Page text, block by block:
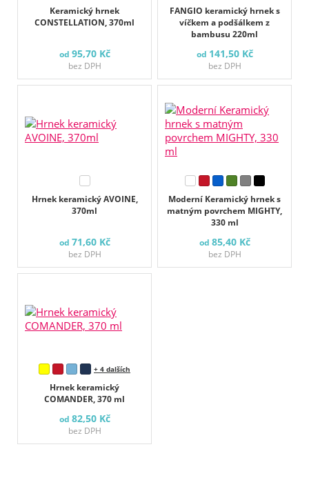
Keramický hrnek
CONSTELLATION, 370ml
od 95,70 Kč
bez DPH
FANGIO keramický hrnek s
víčkem a podšálkem z
bambusu 220ml
od 141,50 Kč
bez DPH
Hrnek keramický AVOINE,
370ml
od 71,60 Kč
bez DPH
Moderní Keramický hrnek s
matným povrchem MIGHTY,
330 ml
od 85,40 Kč
bez DPH
Hrnek keramický
COMANDER, 370 ml
+ 4 dalších
od 82,50 Kč
bez DPH